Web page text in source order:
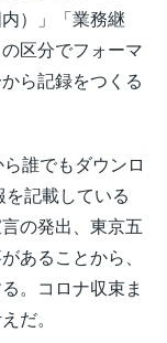
）」「業務継
区分でフォーマ
ら記録をつくる
誰でもダウンロ
記載している
の発出、東京五
あることから、
。コロナ収束ま
だ。